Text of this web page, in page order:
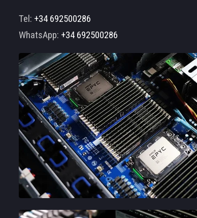
Tel: +34 692500286
WhatsApp: +34 692500286